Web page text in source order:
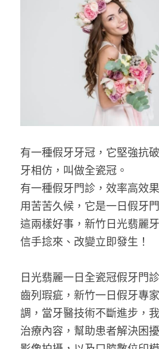
有一種假牙牙冠，它堅強抗
牙相仿，叫做全瓷冠。
有一種假牙門診，效率高效
用苦苦久候，它是一日假牙
這兩樣好事，新竹日光翡麗
信手捻來、改變立即發生！
日光翡麗一日全瓷冠假牙門
齒列瑕疵，新竹一日假牙專
調，當牙醫技術不斷進步，
治療內容，幫助患者解決困